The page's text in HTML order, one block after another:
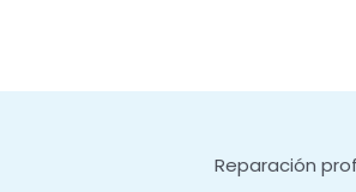
Reparación